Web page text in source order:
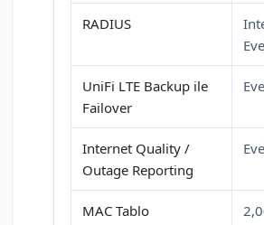
RADIUS
UniFi LTE Backup ile
Failover
Internet Quality /
Outage Reporting
MAC Tablo